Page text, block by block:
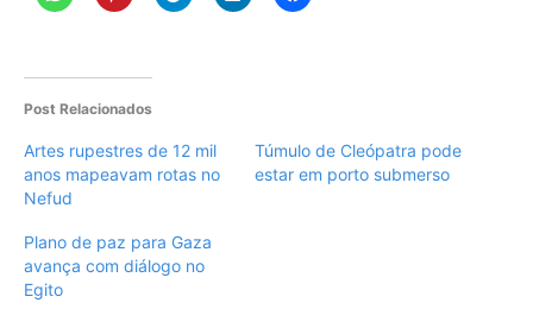
Post Relacionados
Artes rupestres de 12 mil
anos mapeavam rotas no
Nefud
Túmulo de Cleópatra pode
estar em porto submerso
Plano de paz para Gaza
avança com diálogo no
Egito